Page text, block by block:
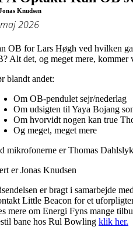
Knudsen
2026
OB for Lars Høgh ved hvilken
Alt det, og meget mere,
blandt andet:
Om OB-pendulet sejr/nederlag
Om udsigten til Yaya Bojang
Om hvorvidt nogen kan true
Og meget, meget mere
mikrofonerne er Thomas
er Jonas Knudsen
er bragt i samarbejde
Little Beacon for et
mere om Energi Fyns mange
bane hos Rul Bowlingklik her.